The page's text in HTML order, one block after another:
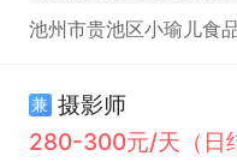
池州市贵池区小瑜儿食
兼 摄影师
280-300元/天（日